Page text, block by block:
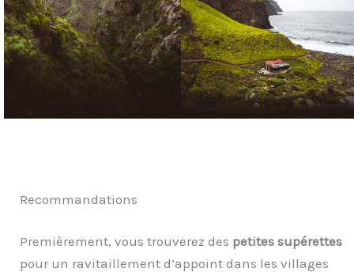
Recommandations
Premièrement, vous trouverez des petites supérettes
pour un ravitaillement d’appoint dans les villages